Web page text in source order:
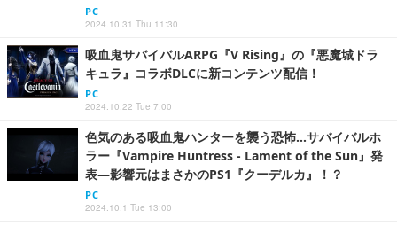
PC
2024.10.31 Thu 11:30
吸血鬼サバイバルARPG『V Rising』の『悪魔城ドラ
キュラ』コラボDLCに新コンテンツ配信！
PC
2024.10.22 Tue 7:00
色気のある吸血鬼ハンターを襲う恐怖…サバイバルホ
ラー『Vampire Huntress - Lament of the Sun』発
表―影響元はまさかのPS1『クーデルカ』！？
PC
2024.10.1 Tue 13:00